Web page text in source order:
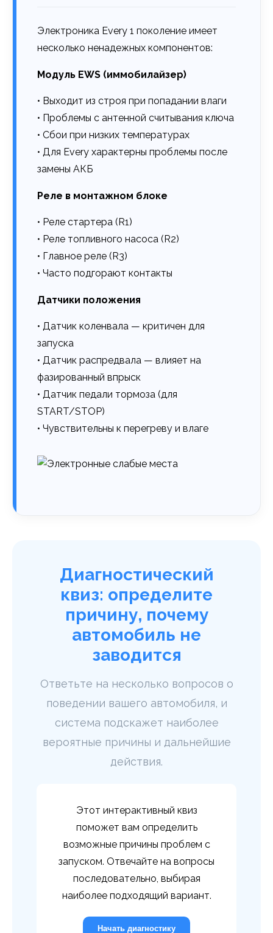
Электроника Every 1 поколение имеет
несколько ненадежных компонентов:
Модуль EWS (иммобилайзер)
• Выходит из строя при попадании влаги
• Проблемы с антенной считывания ключа
• Сбои при низких температурах
• Для Every характерны проблемы после
замены АКБ
Реле в монтажном блоке
• Реле стартера (R1)
• Реле топливного насоса (R2)
• Главное реле (R3)
• Часто подгорают контакты
Датчики положения
• Датчик коленвала — критичен для
запуска
• Датчик распредвала — влияет на
фазированный впрыск
• Датчик педали тормоза (для
START/STOP)
• Чувствительны к перегреву и влаге
Диагностический
квиз: определите
причину, почему
автомобиль не
заводится
Ответьте на несколько вопросов о
поведении вашего автомобиля, и
система подскажет наиболее
вероятные причины и дальнейшие
действия.
Этот интерактивный квиз
поможет вам определить
возможные причины проблем с
запуском. Отвечайте на вопросы
последовательно, выбирая
наиболее подходящий вариант.
Начать диагностику